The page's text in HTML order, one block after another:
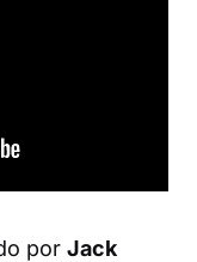
por Jack